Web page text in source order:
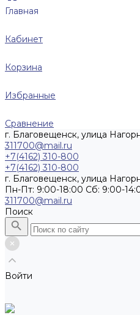
Главная
Кабинет
Корзина
Избранные
Сравнение
г. Благовещенск, улица
311700@mail.ru
+7(4162) 310-800
+7(4162) 310-800
г. Благовещенск, улица
Пн-Пт: 9:00-18:00 Cб: 9:00-
311700@mail.ru
Поиск
Войти